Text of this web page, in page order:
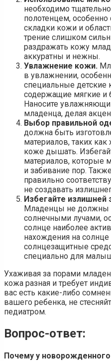
необходимо
полотенцем,
складки кожи и
трение слишком
раздражать кожу
аккуратны и нежны.
Увлажнение кожи.
в увлажнении,
специальные
содержащие мягкие и
Наносите
младенца, делая
Выбор правильной
должна быть
материалов, таких
коже дышать.
материалов, которые
и забивание пор.
правильно
не создавать
Избегайте излишней
Младенцы не должны
солнечными лучами,
солнце наиболее
нахождения на солнце
солнцезащитные
специально для
Ухаживая за порами
кожа разная и требует
вас есть какие-либо
вашего ребенка, не
педиатром.
Вопрос-ответ:
Почему у